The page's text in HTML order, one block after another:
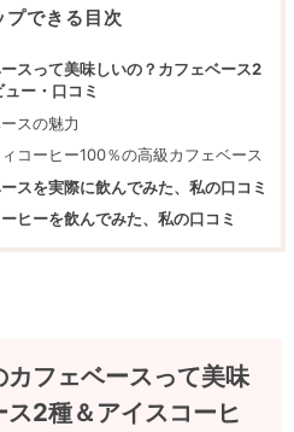
プできる目次
スって美味しいの？カフェベース2
ー・口コミ
スの魅力
コーヒー100％の高級カフェベース
スを実際に飲んでみた、私の口コミ
ヒーを飲んでみた、私の口コミ
カフェベースって美味
ス2種＆アイスコーヒ